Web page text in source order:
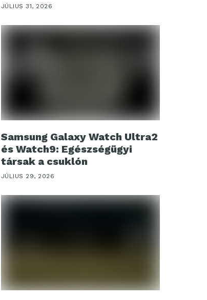
JÚLIUS 31, 2026
Samsung Galaxy Watch Ultra2
és Watch9: Egészségügyi
társak a csuklón
JÚLIUS 29, 2026